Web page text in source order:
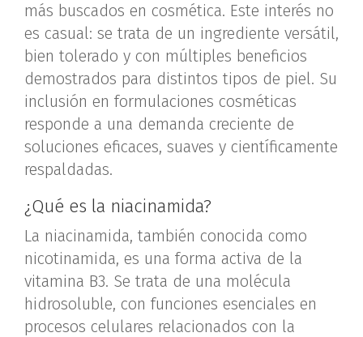
más buscados en cosmética. Este interés no
es casual: se trata de un ingrediente versátil,
bien tolerado y con múltiples beneficios
demostrados para distintos tipos de piel. Su
inclusión en formulaciones cosméticas
responde a una demanda creciente de
soluciones eficaces, suaves y científicamente
respaldadas.
¿Qué es la niacinamida?
La niacinamida, también conocida como
nicotinamida, es una forma activa de la
vitamina B3. Se trata de una molécula
hidrosoluble, con funciones esenciales en
procesos celulares relacionados con la